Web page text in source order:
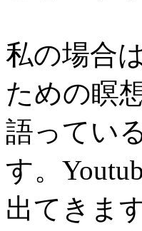
私の場合
ための瞑
語ってい
す。
出てきま